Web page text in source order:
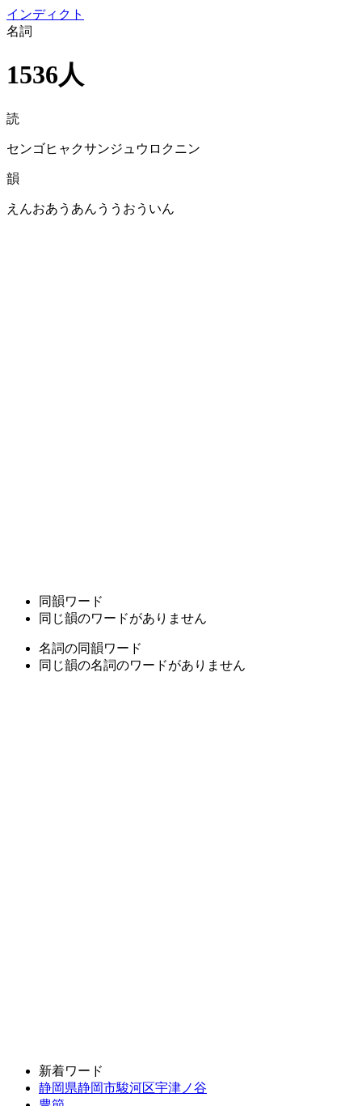
インディクト
名詞
1536人
読
センゴヒャクサンジュウロクニン
韻
えんおあうあんううおういん
同韻ワード
同じ韻のワードがありません
名詞の同韻ワード
同じ韻の名詞のワードがありません
新着ワード
静岡県静岡市駿河区宇津ノ谷